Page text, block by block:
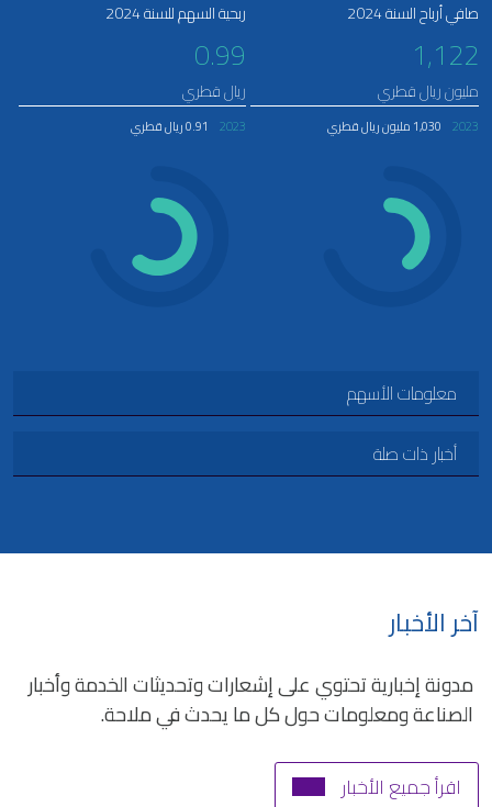
صافي أرباح السنة 2024
1,122
مليون ريال قطري
2023 1,030 مليون ريال قطري
ربحية السهم للسنة 2024
0.99
ريال قطري
2023 0.91 ريال قطري
معلومات الأسهم
أخبار ذات صلة
آخر الأخبار
مدونة إخبارية تحتوي على إشعارات وتحديثات الخدمة وأخبار
الصناعة ومعلومات حول كل ما يحدث في ملاحة.
اقرأ جميع الأخبار